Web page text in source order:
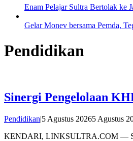
Enam Pelajar Sultra Bertolak ke
Gelar Monev bersama Pemda,
Pendidikan
Sinergi Pengelolaan
Pendidikan|5 Agustus 20265 Agustus
KENDARI, LINKSULTRA.COM —